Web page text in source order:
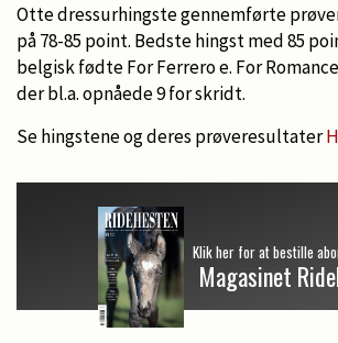
Otte dressurhingste gennemførte
på 78-85 point. Bedste hingst med 85
belgisk fødte For Ferrero e. For
der bl.a. opnåede 9 for skridt.
Se hingstene og deres prøveresultater
Klik her for at bestille
Magasinet